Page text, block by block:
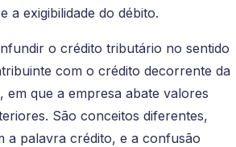
a exigibilidade do débito.
o crédito tributário no sentido
com o crédito decorrente da
, em que a empresa abate valores
São conceitos diferentes,
a palavra crédito, e a confusão